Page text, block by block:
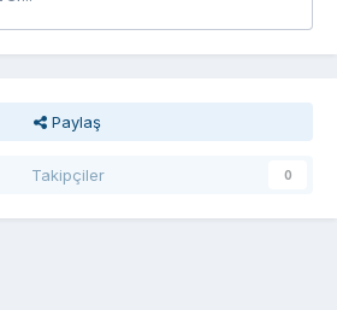
Paylaş
Takipçiler 0